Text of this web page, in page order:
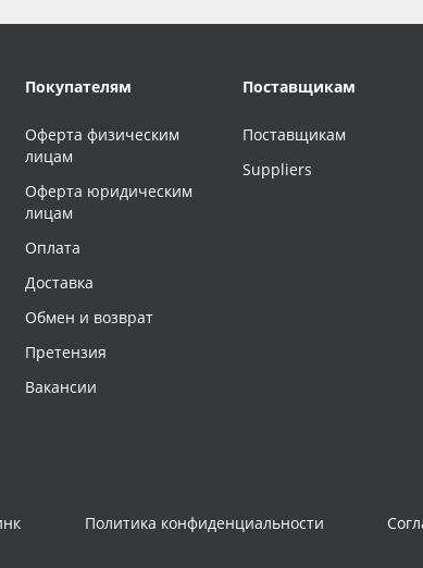
Покупателям
Оферта физическим
лицам
Оферта юридическим
лицам
Оплата
Доставка
Обмен и возврат
Претензия
Вакансии
Поставщикам
Поставщикам
Suppliers
Политика конфиденциальности